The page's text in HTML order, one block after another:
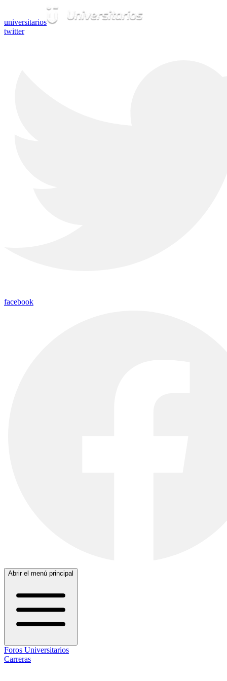
universitarios
twitter
facebook
Abrir el menú principal
Foros Universitarios
Carreras